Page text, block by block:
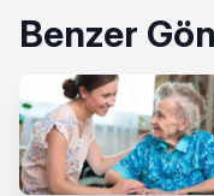
Benzer